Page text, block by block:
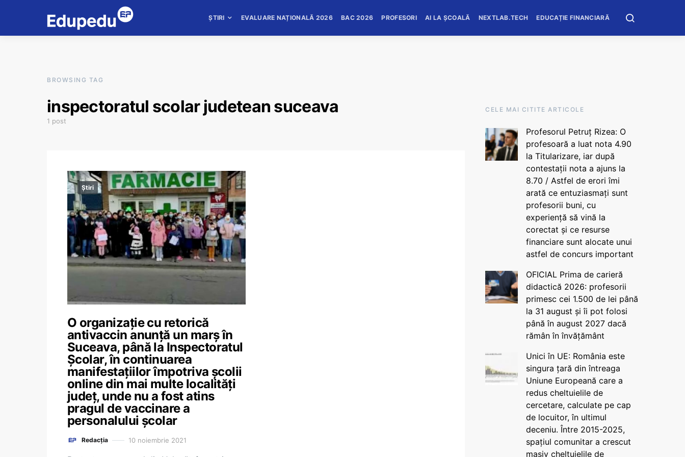
ȘTIRI EVALUARE NAȚIONALĂ 2026 BAC 2026 PROFESORI AI LA ȘCOALĂ NEXTLAB.TECH EDUCAȚIE FINANCIARĂ
BROWSING TAG
inspectoratul scolar judetean suceava
1 post
Știri
O organizație cu retorică
antivaccin anunță un marș în
Suceava, până la Inspectoratul
Școlar, în continuarea
manifestațiilor împotriva școlii
online din mai multe localități
județ, unde nu a fost atins
pragul de vaccinare a
personalului școlar
Redacția 10 noiembrie 2021
CELE MAI CITITE ARTICOLE
Profesorul Petruț Rizea: O
profesoară a luat nota 4.90
la Titularizare, iar după
contestații nota a ajuns la
8.70 / Astfel de erori îmi
arată ce entuziasmați sunt
profesorii buni, cu
experiență să vină la
corectat și ce resurse
financiare sunt alocate unui
astfel de concurs important
OFICIAL Prima de carieră
didactică 2026: profesorii
primesc cei 1.500 de lei până
la 31 august și îi pot folosi
până în august 2027 dacă
rămân în învățământ
Unici în UE: România este
singura țară din întreaga
Uniune Europeană care a
redus cheltuielile de
cercetare, calculate pe cap
de locuitor, în ultimul
deceniu. Între 2015-2025,
spațiul comunitar a crescut
masiv cheltuielile de